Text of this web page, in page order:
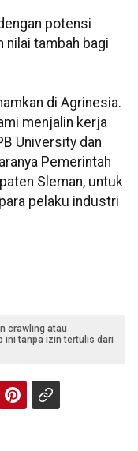
potensi
nilai tambah bagi
di Agrinesia.
menjalin kerja
University dan
Pemerintah
Sleman, untuk
pelaku industri
crawling atau
ini tanpa izin tertulis dari